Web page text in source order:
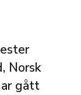
Norsk
gått